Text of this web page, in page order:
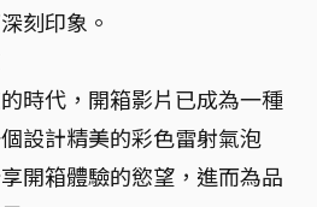
刻印象。
時代，開箱影片已成為一種
設計精美的彩色雷射氣泡
開箱體驗的慾望，進而為品